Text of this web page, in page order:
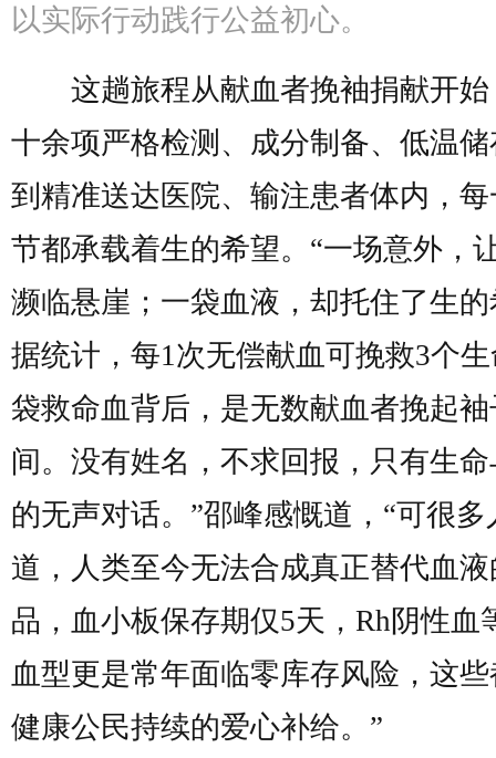
以实际行动践行公益初心。
这趟旅程从献血者挽袖捐献开始
十余项严格检测、成分制备、低温
到精准送达医院、输注患者体内，
节都承载着生的希望。“一场意外，
濒临悬崖；一袋血液，却托住了生
据统计，每1次无偿献血可挽救3个
袋救命血背后，是无数献血者挽起
间。没有姓名，不求回报，只有生
的无声对话。”邵峰感慨道，“可很多
道，人类至今无法合成真正替代血
品，血小板保存期仅5天，Rh阴性血
血型更是常年面临零库存风险，这
健康公民持续的爱心补给。”